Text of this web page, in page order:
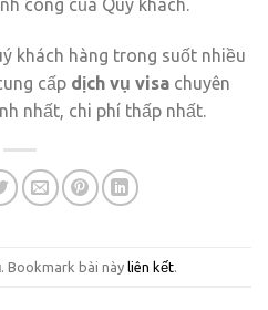
công của Quý khách.
khách hàng trong suốt nhiều
cấp dịch vụ visa chuyên
nhất, chi phí thấp nhất.
. Bookmark bài này liên kết